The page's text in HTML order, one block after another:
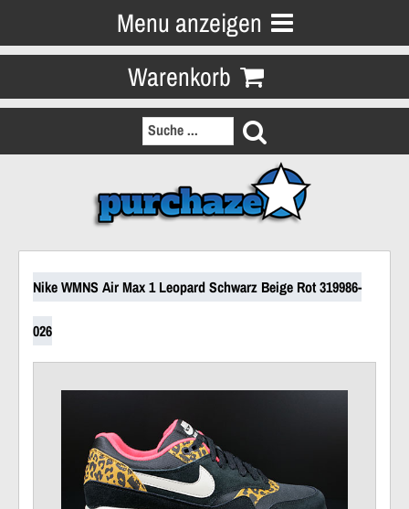
Menu anzeigen
Warenkorb
Nike WMNS Air Max 1 Leopard Schwarz Beige Rot 319986-
026